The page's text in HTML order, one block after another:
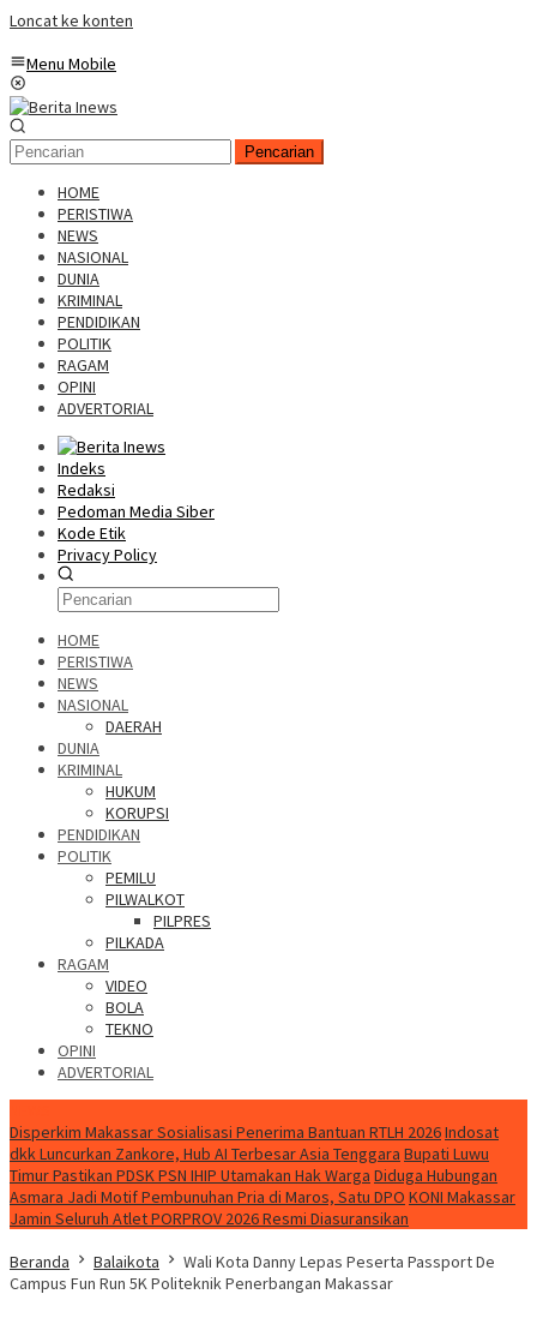
Loncat ke konten
Menu Mobile
Pencarian
HOME
PERISTIWA
NEWS
NASIONAL
DUNIA
KRIMINAL
PENDIDIKAN
POLITIK
RAGAM
OPINI
ADVERTORIAL
Indeks
Redaksi
Pedoman Media Siber
Kode Etik
Privacy Policy
HOME
PERISTIWA
NEWS
NASIONAL
DAERAH
DUNIA
KRIMINAL
HUKUM
KORUPSI
PENDIDIKAN
POLITIK
PEMILU
PILWALKOT
PILPRES
PILKADA
RAGAM
VIDEO
BOLA
TEKNO
OPINI
ADVERTORIAL
Disperkim Makassar Sosialisasi Penerima Bantuan RTLH 2026Indosat
dkk Luncurkan Zankore, Hub AI Terbesar Asia Tenggara Bupati Luwu
Timur Pastikan PDSK PSN IHIP Utamakan Hak Warga Diduga Hubungan
Asmara Jadi Motif Pembunuhan Pria di Maros, Satu DPO KONI Makassar
Jamin Seluruh Atlet PORPROV 2026 Resmi Diasuransikan
Beranda
Balaikota
Wali Kota Danny Lepas Peserta Passport De
Campus Fun Run 5K Politeknik Penerbangan Makassar